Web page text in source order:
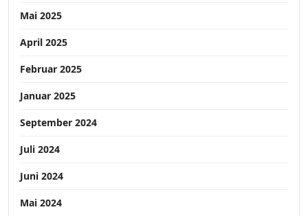
Mai 2025
April 2025
Februar 2025
Januar 2025
September 2024
Juli 2024
Juni 2024
Mai 2024